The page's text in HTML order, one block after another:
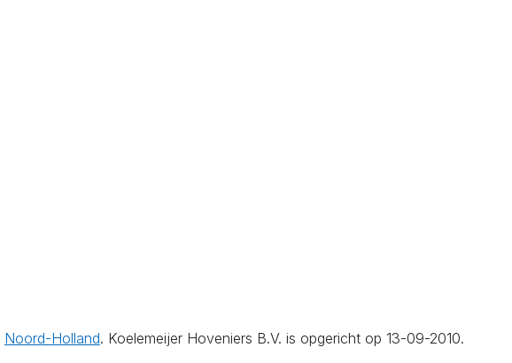
Noord-Holland. Koelemeijer Hoveniers B.V. is opgericht op 13-09-2010.